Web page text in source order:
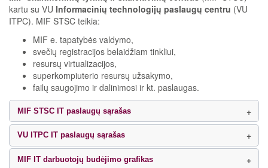
kartu su VU Informacinių technologijų paslaugų centru (VU
ITPC). MIF STSC teikia:
MIF e. tapatybės valdymo,
svečių registracijos belaidžiam tinkliui,
resursų virtualizacijos,
superkompiuterio resursų užsakymo,
failų saugojimo ir dalinimosi ir kt. paslaugas.
MIF STSC IT paslaugų sąrašas
VU ITPC IT paslaugų sąrašas
MIF IT darbuotojų budėjimo grafikas